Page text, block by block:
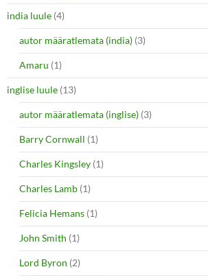
india luule (4)
autor määratlemata (india) (3)
Amaru (1)
inglise luule (13)
autor määratlemata (inglise) (3)
Barry Cornwall (1)
Charles Kingsley (1)
Charles Lamb (1)
Felicia Hemans (1)
John Smith (1)
Lord Byron (2)